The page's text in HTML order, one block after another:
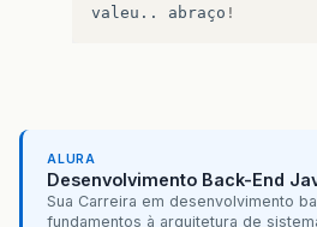
valeu .. abraço !
ALURA
Desenvolvimento Back-End
Sua Carreira em desenvolvimento
fundamentos à arquitetura de